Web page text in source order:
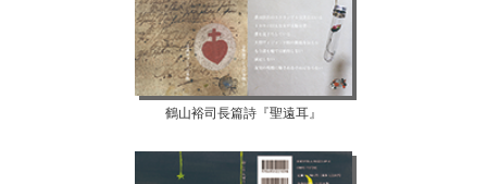
鶴山裕司長篇詩『聖遠耳』